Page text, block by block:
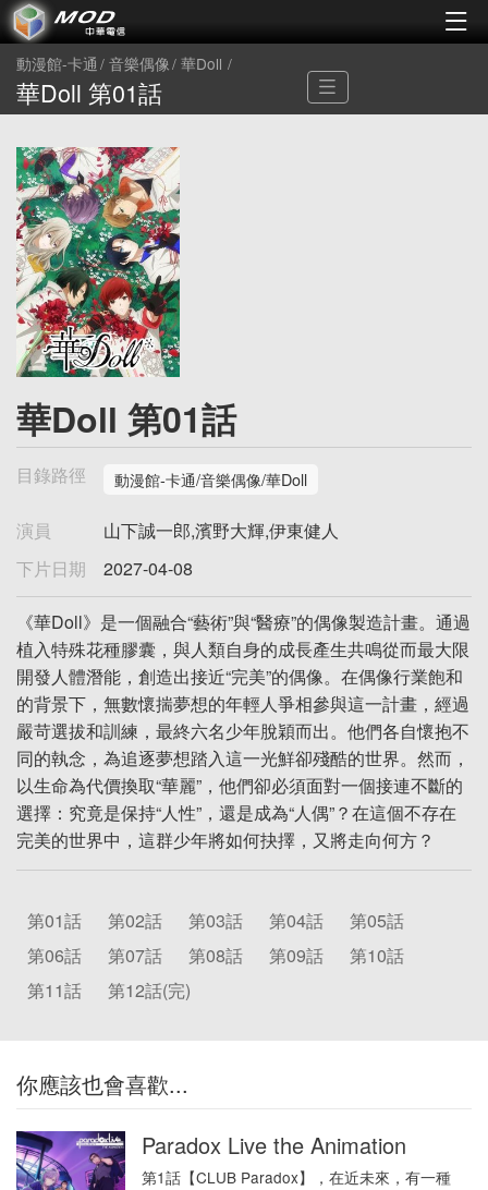
動漫館-卡通 音樂偶像 華Doll
華Doll 第01話
華Doll 第01話
目錄路徑 動漫館-卡通/音樂偶像/華Doll
演員
山下誠一郎,濱野大輝,伊東健人
下片日期
2027-04-08
《華Doll》是一個融合“藝術”與“醫療”的偶像製造計畫。通過
植入特殊花種膠囊，與人類自身的成長產生共鳴從而最大限
開發人體潛能，創造出接近“完美”的偶像。在偶像行業飽和
的背景下，無數懷揣夢想的年輕人爭相參與這一計畫，經過
嚴苛選拔和訓練，最終六名少年脫穎而出。他們各自懷抱不
同的執念，為追逐夢想踏入這一光鮮卻殘酷的世界。然而，
以生命為代價換取“華麗”，他們卻必須面對一個接連不斷的
選擇：究竟是保持“人性”，還是成為“人偶”？在這個不存在
完美的世界中，這群少年將如何抉擇，又將走向何方？
第01話 第02話 第03話 第04話
第05話
第06話
第07話 第08話 第09話
第10話
第11話
第12話(完)
你應該也會喜歡...
Paradox Live the Animation
第1話【CLUB Paradox】，在近未來，有一種